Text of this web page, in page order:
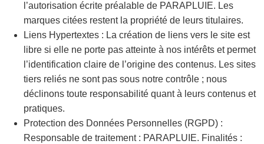
l’autorisation écrite préalable de PARAPLUIE. Les
marques citées restent la propriété de leurs titulaires.
Liens Hypertextes : La création de liens vers le site est
libre si elle ne porte pas atteinte à nos intérêts et permet
l’identification claire de l’origine des contenus. Les sites
tiers reliés ne sont pas sous notre contrôle ; nous
déclinons toute responsabilité quant à leurs contenus et
pratiques.
Protection des Données Personnelles (RGPD) :
Responsable de traitement : PARAPLUIE. Finalités :